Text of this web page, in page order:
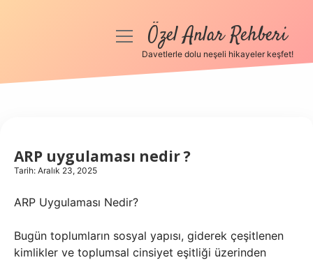
Anasayfa
Hakkımızda
menüyüÖzel Anlar Rehberi
Davetlerle dolu neşeli hikayeler keşfet!
ARP uygulaması nedir ?
Tarih: Aralık 23, 2025
ARP Uygulaması Nedir?
Bugün toplumların sosyal yapısı, giderek çeşitlenen
kimlikler ve toplumsal cinsiyet eşitliği üzerinden